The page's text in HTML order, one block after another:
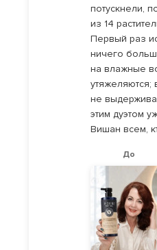
потускнели,
из 14
Первый раз
ничего
на влажные
утяжеляются;
не
этим дуэтом
Вишан всем,
До